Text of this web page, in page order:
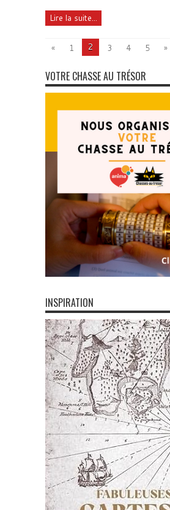
Lire la suite...
« 1 2 3 4 5 »
VOTRE CHASSE AU TRÉSOR
INSPIRATION